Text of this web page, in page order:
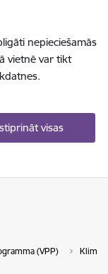
nepieciešamās
vietnē var tikt
visas
(VPP)